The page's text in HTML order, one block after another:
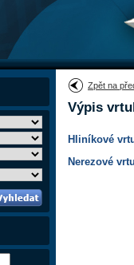
Zpět na
Výpis
Hliníkové
Nerezové